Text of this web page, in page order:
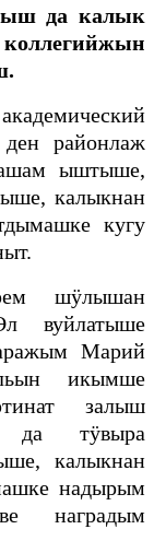
да калык
районлаж
ыштыше,
калыкнан
кугу
шӱлышан
вуйлатыше
Марий
икымше
залыш
да тӱвыра
калыкнан
надырым
наградым